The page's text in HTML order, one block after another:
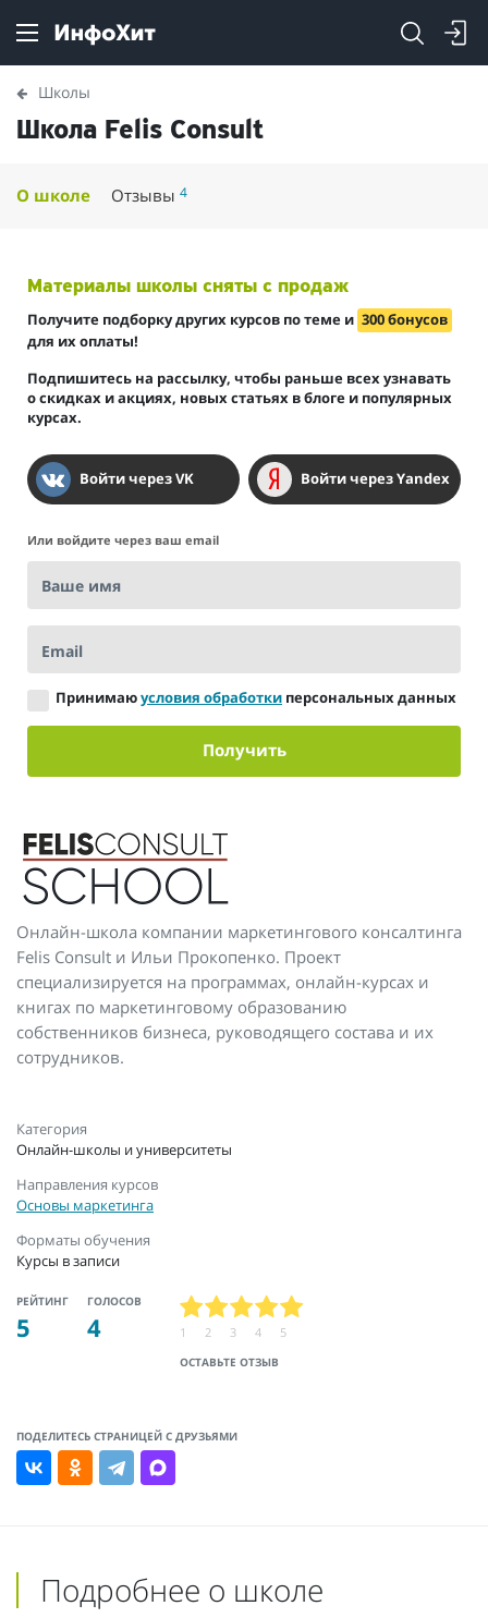
Школы
Школа Felis Consult
О школе Отзывы4
Онлайн-школа компании маркетингового консалтинга
Felis Consult и Ильи Прокопенко. Проект
специализируется на программах, онлайн-курсах и
книгах по маркетинговому образованию
собственников бизнеса, руководящего состава и их
сотрудников.
Категория
Онлайн-школы и университеты
Направления курсов
Основы маркетинга
Форматы обучения
Курсы в записи
РЕЙТИНГ
5
ГОЛОСОВ
4
ОСТАВЬТЕ ОТЗЫВ
1 2 3 4 5
ПОДЕЛИТЕСЬ СТРАНИЦЕЙ С ДРУЗЬЯМИ
Материалы школы сняты с продаж
Получите подборку других курсов по теме и 300 бонусов
для их оплаты!
Подпишитесь на рассылку, чтобы раньше всех узнавать
о скидках и акциях, новых статьях в блоге и популярных
курсах.
Войти через VK Войти через Yandex
Или войдите через ваш email
Ваше имя
Email
Принимаюусловия обработки персональных данных
Получить
Подробнее о школе